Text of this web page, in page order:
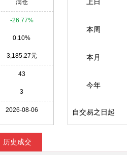
满仓
-26.77%
0.10%
3,185.27元
43
3
2026-08-06
本周
本月
今年
自交易之日起
历史成交